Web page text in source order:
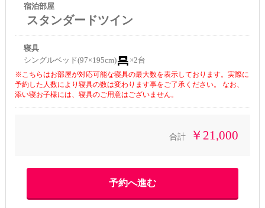
宿泊部屋
スタンダードツイン
寝具
シングルベッド(97×195cm)
×2台
※こちらはお部屋が対応可能な寝具の最大数を表示しております。実際に
予約した人数により寝具の数は変わります事をご了承ください。 なお、
添い寝お子様には、寝具のご用意はございません。
合計 ￥21,000